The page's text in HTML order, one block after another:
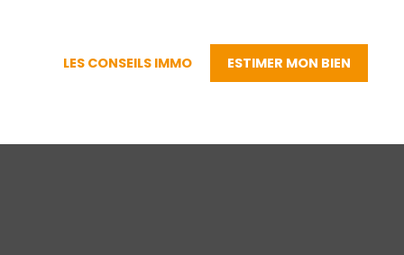
LES CONSEILS IMMO ESTIMER MON BIEN